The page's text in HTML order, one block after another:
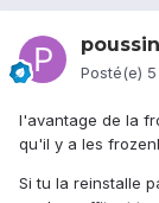
Posté(e)
l'avantage de la
qu'il y a les
Si tu la reinstalle